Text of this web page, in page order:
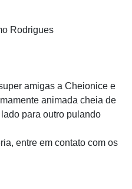
Rodrigues
amigas a Cheionice e
animada cheia de
para outro pulando
entre em contato com os